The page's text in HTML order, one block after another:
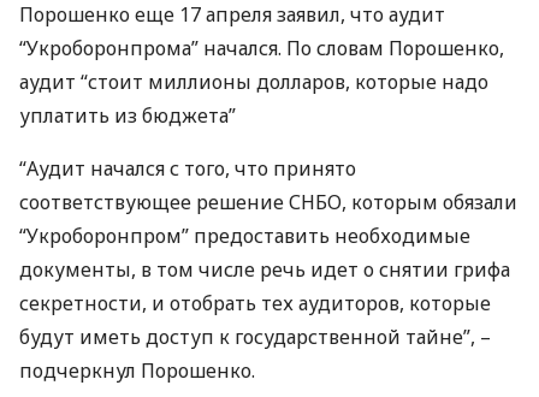
Порошенко еще 17 апреля заявил, что аудит
“Укроборонпрома” начался. По словам Порошенко,
аудит “стоит миллионы долларов, которые надо
уплатить из бюджета”
“Аудит начался с того, что принято
соответствующее решениеСНБО, которым обязали
“Укроборонпром” предоставить необходимые
документы, в том числе речь идет о снятии грифа
секретности, и отобрать тех аудиторов, которые
будут иметь доступ к государственной тайне”, –
подчеркнул Порошенко.